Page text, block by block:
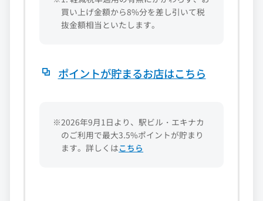
買い上げ金額から8%分を差し引いて税
抜金額相当といたします。
ポイントが貯まるお店はこちら
※2026年9月1日より、駅ビル・エキナカ
のご利用で最大3.5%ポイントが貯まり
ます。詳しくはこちら